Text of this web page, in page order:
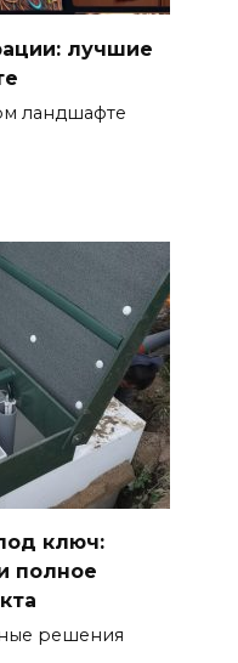
лучшие
ландшафте
ключ:
полное
решения